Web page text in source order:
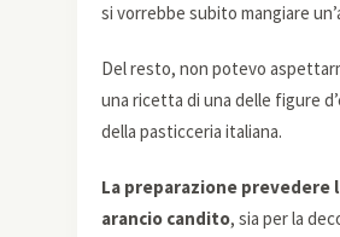
si vorrebbe subito mangiare
Del resto, non potevo
una ricetta di una delle figure
della pasticceria italiana.
La preparazione prevedere
arancio candito, sia per la